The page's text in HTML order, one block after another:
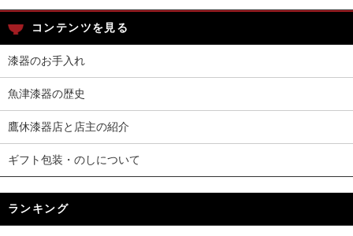
コンテンツを見る
漆器のお手入れ
魚津漆器の歴史
鷹休漆器店と店主の紹介
ギフト包装・のしについて
ランキング